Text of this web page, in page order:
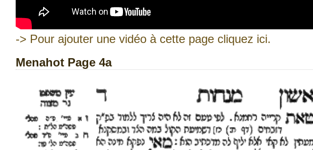
-> Pour ajouter une vidéo à cette page cliquez ici.
Menahot Page 4a